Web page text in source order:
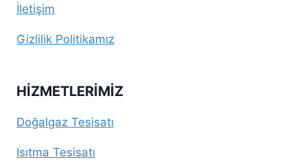
İletişim
Gizlilik Politikamız
HIZMETLERIMIZ
Doğalgaz Tesisatı
Isıtma Tesisatı